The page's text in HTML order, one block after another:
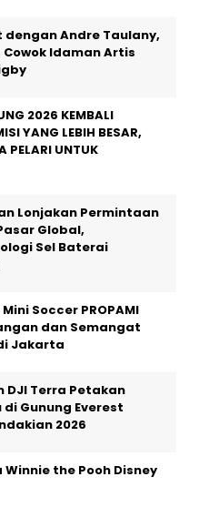
Andre Taulany,
Idaman Artis
2026 KEMBALI
YANG LEBIH BESAR,
PELARI UNTUK
Lonjakan Permintaan
Global,
Sel Baterai
Soccer PROPAMI
dan Semangat
Jakarta
DJI Terra Petakan
di Gunung Everest
2026
the Pooh Disney